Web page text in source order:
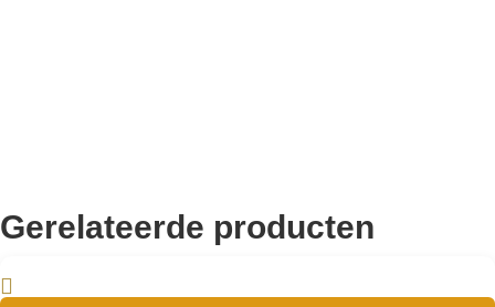
Gerelateerde producten